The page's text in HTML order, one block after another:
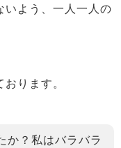
いよう、一人一人の
ります。
か？私はバラバラ